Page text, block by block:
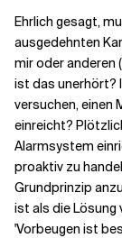
Ehrlich gesagt,
ausgedehnten
mir oder anderen
ist das unerhört?
versuchen, einen
einreicht?
Alarmsystem
proaktiv zu
Grundprinzip
ist als die Lösung
'Vorbeugen ist